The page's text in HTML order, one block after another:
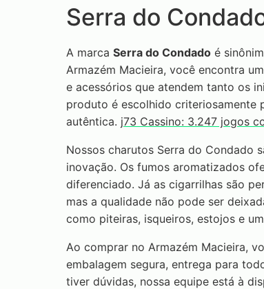
Serra do
A marca Serra do Condado é
Armazém Macieira, você encontra
e acessórios que atendem tanto os
produto é escolhido criteriosamente
autêntica. j73 Cassino: 3.247 jogos
Nossos charutos Serra do Condado
inovação. Os fumos aromatizados
diferenciado. Já as cigarrilhas são
mas a qualidade não pode ser
como piteiras, isqueiros, estojos e
Ao comprar no Armazém Macieira,
embalagem segura, entrega para
tiver dúvidas, nossa equipe está à